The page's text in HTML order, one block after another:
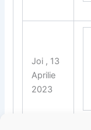
Joi , 13
Aprilie
2023